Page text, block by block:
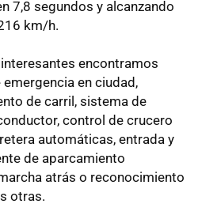
7,8 segundos y alcanzando
km/h.
encontramos
en ciudad,
de carril, sistema de
control de crucero
automáticas, entrada y
de aparcamiento
atrás o reconocimiento
otras.